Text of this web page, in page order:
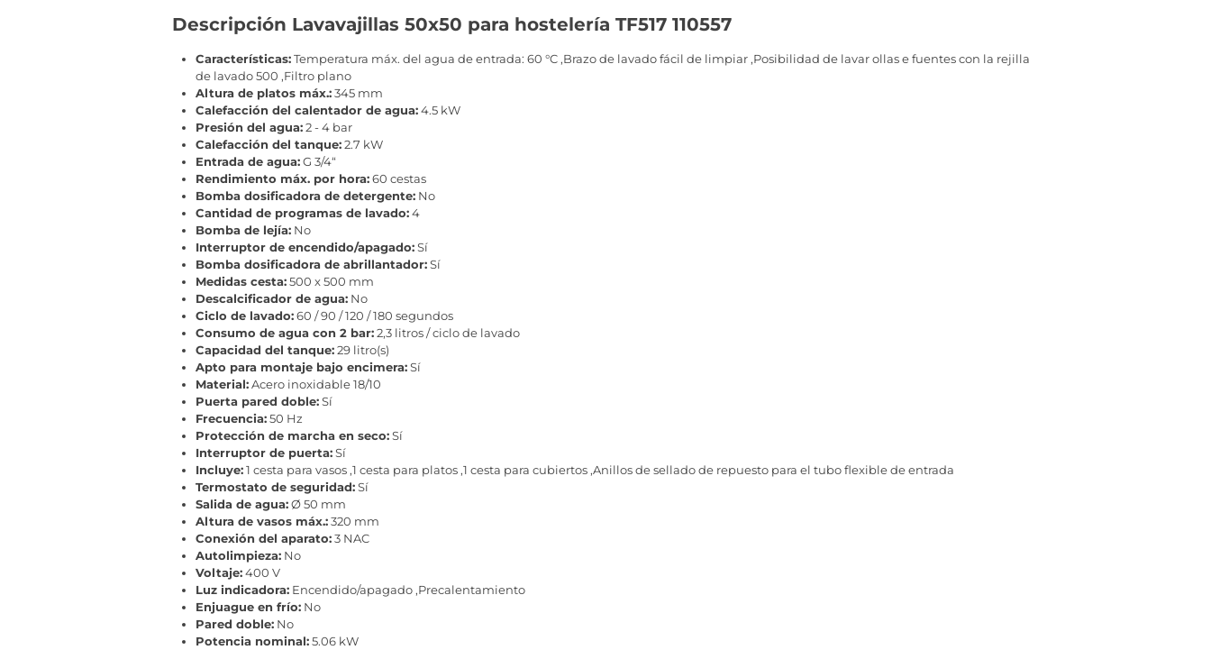
Descripción Lavavajillas 50x50 para hostelería TF517 110557
Características:Temperatura máx. del agua de entrada: 60 °C ,Brazo de lavado fácil de limpiar ,Posibilidad de lavar ollas e fuentes con la rejilla
de lavado 500 ,Filtro plano
Altura de platos máx.:345 mm
Calefacción del calentador de agua:4.5 kW
Presión del agua:2 - 4 bar
Calefacción del tanque:2.7 kW
Entrada de agua:G 3/4“
Rendimiento máx. por hora:60 cestas
Bomba dosificadora de detergente: No
Cantidad de programas de lavado:4
Bomba de lejía: No
Interruptor de encendido/apagado:Sí
Bomba dosificadora de abrillantador:Sí
Medidas cesta:500 x 500 mm
Descalcificador de agua: No
Ciclo de lavado:60 / 90 / 120 / 180 segundos
Consumo de agua con 2 bar:2,3 litros / ciclo de lavado
Capacidad del tanque:29 litro(s)
Apto para montaje bajo encimera:Sí
Material:Acero inoxidable 18/10
Puerta pared doble:Sí
Frecuencia:50 Hz
Protección de marcha en seco:Sí
Interruptor de puerta:Sí
Incluye:1 cesta para vasos ,1 cesta para platos ,1 cesta para cubiertos ,Anillos de sellado de repuesto para el tubo flexible de entrada
Termostato de seguridad:Sí
Salida de agua:Ø 50 mm
Altura de vasos máx.:320 mm
Conexión del aparato:3 NAC
Autolimpieza: No
Voltaje:400 V
Luz indicadora: Encendido/apagado ,Precalentamiento
Enjuague en frío: No
Pared doble: No
Potencia nominal:5.06 kW